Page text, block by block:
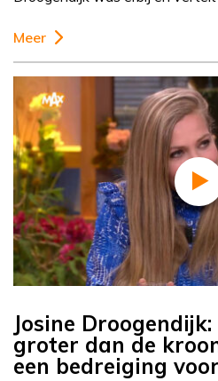
Meer
Josine
groter dan de
een bedreiging